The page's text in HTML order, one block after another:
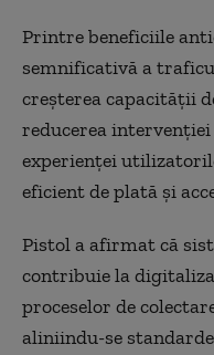
Printre beneficiile
semnificativă a
creşterea capacităţii
reducerea
experienţei
eficient de plată şi
Pistol a afirmat că
contribuie la
proceselor de
aliniindu-se